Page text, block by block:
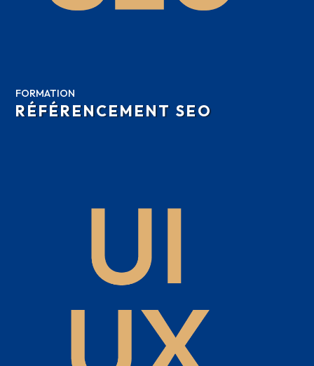
FORMATION
RÉFÉRENCEMENT SEO